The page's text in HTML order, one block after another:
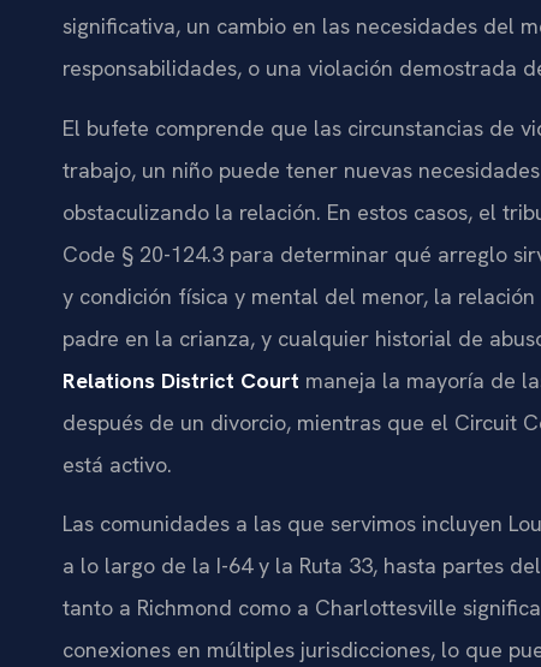
significativa, un cambio en las necesidades del
responsabilidades, o una violación demostrada
El bufete comprende que las circunstancias de
trabajo, un niño puede tener nuevas
obstaculizando la relación. En estos casos, el
Code § 20-124.3 para determinar qué arreglo
y condición física y mental del menor, la
padre en la crianza, y cualquier historial de
Relations District Court maneja la mayoría de
después de un divorcio, mientras que el Circuit
está activo.
Las comunidades a las que servimos incluyen
a lo largo de la I-64 y la Ruta 33, hasta partes
tanto a Richmond como a Charlottesville
conexiones en múltiples jurisdicciones, lo que